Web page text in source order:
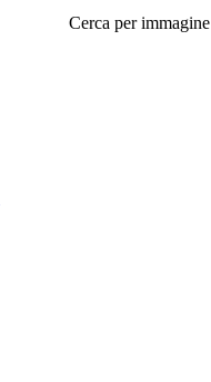
Cerca per immagine